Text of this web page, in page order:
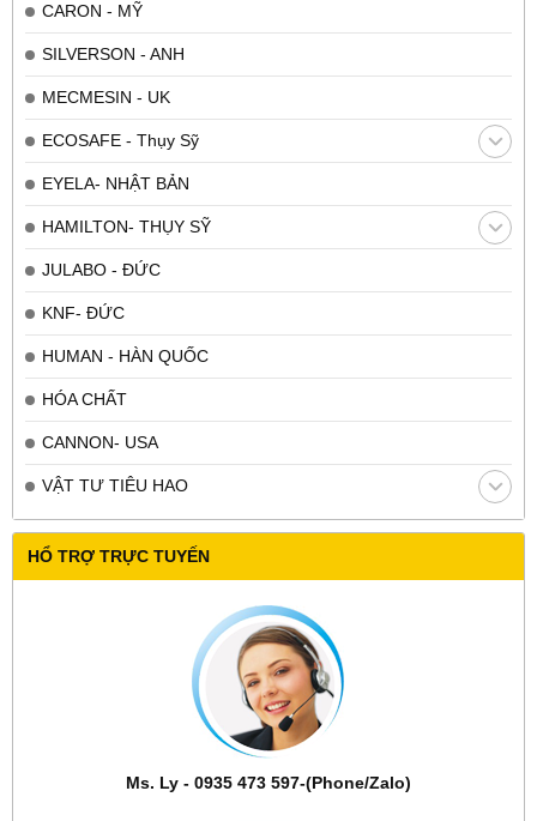
CARON - MỸ
SILVERSON - ANH
MECMESIN - UK
ECOSAFE - Thụy Sỹ
EYELA- NHẬT BẢN
HAMILTON- THỤY SỸ
JULABO - ĐỨC
KNF- ĐỨC
HUMAN - HÀN QUỐC
HÓA CHẤT
CANNON- USA
VẬT TƯ TIÊU HAO
HỔ TRỢ TRỰC TUYẾN
Ms. Ly - 0935 473 597-(Phone/Zalo)